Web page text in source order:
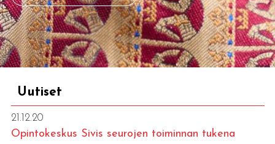
Uutiset
21.12.20
Opintokeskus Sivis seurojen toiminnan tukena